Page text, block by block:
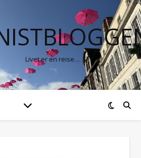
Livet er en reise…